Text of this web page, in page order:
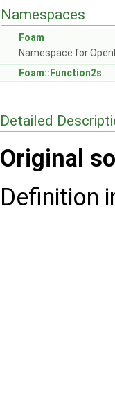
Namespaces
Foam
Namespace for
Foam::Function2s
Detailed
Original
Definition